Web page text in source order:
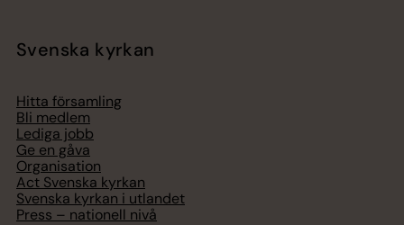
Svenska kyrkan
Hitta församling
Bli medlem
Lediga jobb
Ge en gåva
Organisation
Act Svenska kyrkan
Svenska kyrkan i utlandet
Press – nationell nivå